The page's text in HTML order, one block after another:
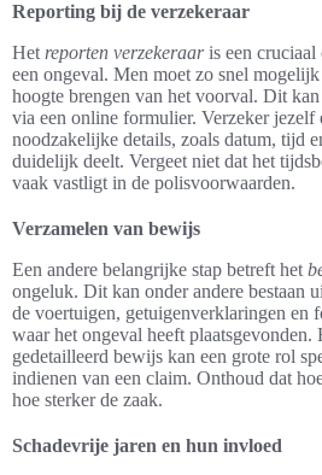
Reporting bij de verzekeraar
Het reporten verzekeraaris een cruciaal
een ongeval. Men moet zo snel
hoogte brengen van het voorval. Dit
via een online formulier. Verzeker jezelf
noodzakelijke details, zoals datum, tijd
duidelijk deelt. Vergeet niet dat het
vaak vastligt in de polisvoorwaarden.
Verzamelen van bewijs
Een andere belangrijke stap betreft het
ongeluk. Dit kan onder andere bestaan
de voertuigen, getuigenverklaringen en
waar het ongeval heeft plaatsgevonden.
gedetailleerd bewijs kan een grote rol
indienen van een claim. Onthoud dat
hoe sterker de zaak.
Schadevrije jaren en hun invloed